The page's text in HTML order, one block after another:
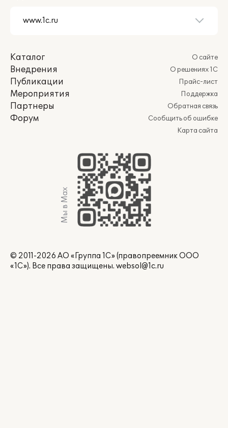
Каталог
Внедрения
Публикации
Мероприятия
Партнеры
Форум
О сайте
О решениях 1С
Прайс-лист
Поддержка
Обратная связь
Сообщить об ошибке
Карта сайта
Мы в Max
© 2011-2026 АО «Группа 1С» (правопреемник ООО
«1С»). Все права защищены. websol@1c.ru